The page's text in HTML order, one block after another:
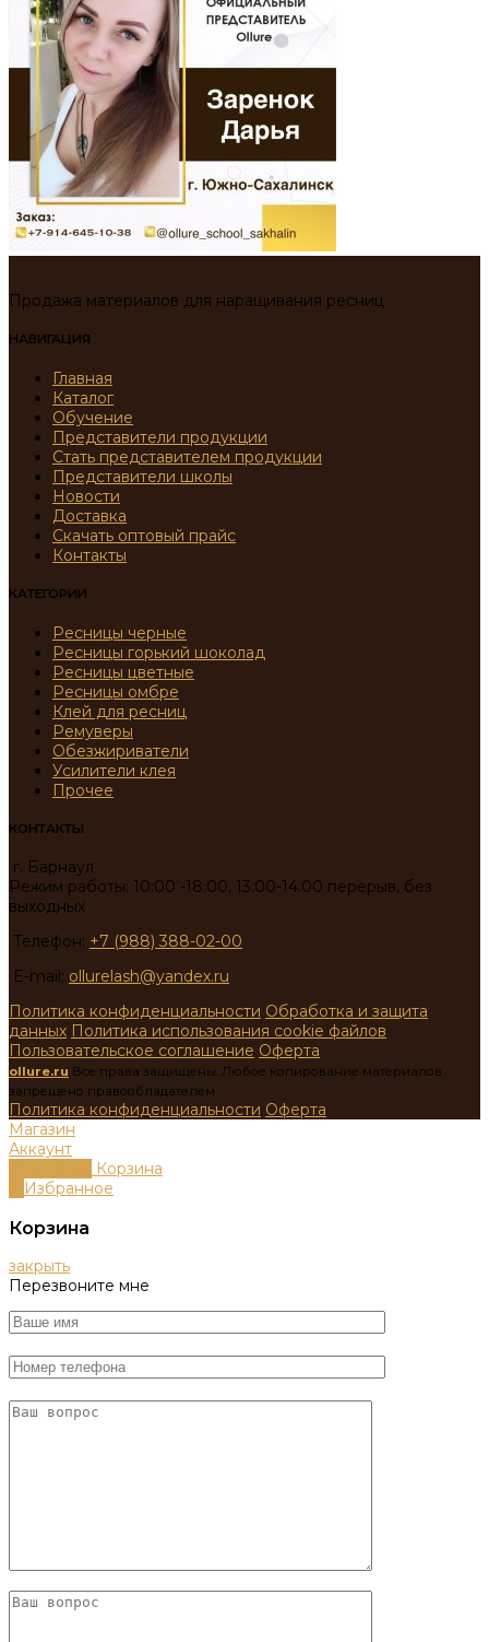
Продажа материалов для наращивания ресниц
НАВИГАЦИЯ
Главная
Каталог
Обучение
Представители продукции
Стать представителем продукции
Представители школы
Новости
Доставка
Скачать оптовый прайс
Контакты
КАТЕГОРИИ
Ресницы черные
Ресницы горький шоколад
Ресницы цветные
Ресницы омбре
Клей для ресниц
Ремуверы
Обезжириватели
Усилители клея
Прочее
КОНТАКТЫ
г. Барнаул
Режим работы: 10:00 -18:00, 13:00-14:00 перерыв, без
выходных
Телефон: +7 (988) 388-02-00
E-mail: ollurelash@yandex.ru
Политика конфиденциальности Обработка и защита
данных Политика использования cookie файлов
Пользовательское соглашение Оферта
ollure.ru Все права защищены. Любое копирование материалов
запрещено правообладателем.
Политика конфиденциальности Оферта
Магазин
Аккаунт
Корзина
Избранное
Корзина
закрыть
Перезвоните мне